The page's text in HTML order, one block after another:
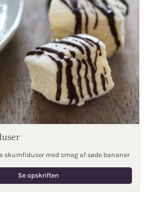
skumfiduser med smag af søde bananer
Se opskriften